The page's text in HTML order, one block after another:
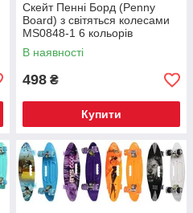
Скейт Пенні Борд (Penny
Board) з світяться колесами
MS0848-1 6 кольорів
В наявності
498 ₴
Купити